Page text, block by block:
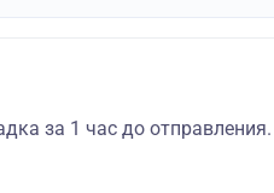
за 1 час до